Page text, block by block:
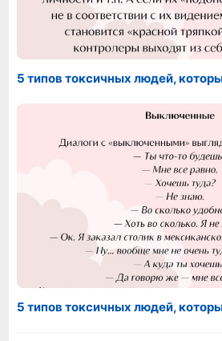
5 типов токсичных людей,
5 типов токсичных людей,